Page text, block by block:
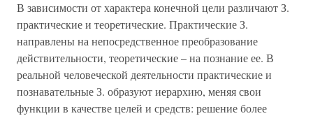
В зависимости от характера конечной цели различают З.
практические и теоретические. Практические З.
направлены на непосредственное преобразование
действительности, теоретические – на познание ее. В
реальной человеческой деятельности практические и
познавательные З. образуют иерархию, меняя свои
функции в качестве целей и средств: решение более